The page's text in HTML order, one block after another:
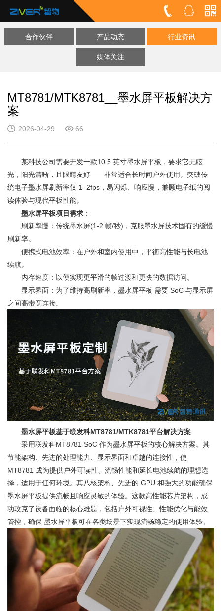
合作伙伴 产品动态 行业资讯
媒体关注
MT8781/MTK8781__墨水屏平板解决方
案
2026-04-29 66
某科技公司需要开发一款10.5 英寸墨水屏平板，要求它无眩
光，阳光清晰，且眼睛友好——非常适合长时间户外使用。突破传
统电子墨水屏刷新率仅 1–2fps，易闪烁、响应慢，兼顾电子纸的阅
读体验与现代平板性能。
墨水屏平板项目需求 ：
刷新率慢：传统墨水屏(1-2 帧/秒)，克服墨水屏技术固有的缓慢
刷新率。
便携式电池效率：在户外和室内使用中，平衡高性能与长电池
续航。
内存速度：以便实现更平滑的帧过渡和更快的数据访问。
显示界面：为了维持高刷新率，墨水屏平板 需要 SoC 与显示屏
之间高带宽连接。
墨水屏平板基于联发科MT8781/MTK8781平台解决方案
采用联发科MT8781 SoC 作为墨水屏平板的核心解决方案。其
节能架构、先进的处理能力、显示界面和卓越的连接性，使
MT8781 成为提供户外可读性、流畅性能和延长电池续航的理想选
择，适用于任何环境。其八核架构、先进的 GPU 和强大的功能确保
墨水屏平板提供流畅且响应灵敏的体验。这款高性能芯片架构，成
功攻克了设备面临的核心难题，包括户外可视性、性能优化与能效
管控，确保 墨水屏平板可在各类场景下实现流畅稳定的使用体验。